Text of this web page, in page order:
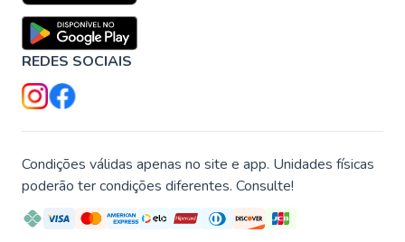
REDES SOCIAIS
Condições válidas apenas no site e app. Unidades físicas
poderão ter condições diferentes. Consulte!